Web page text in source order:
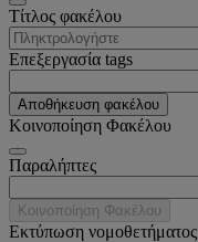
Tίτλος φακέλου
Επεξεργασία tags
Αποθήκευση φακέλου
Κοινοποίηση Φακέλου
Παραλήπτες
Κοινοποίηση Φακέλου
Εκτύπωση νομοθετήματος